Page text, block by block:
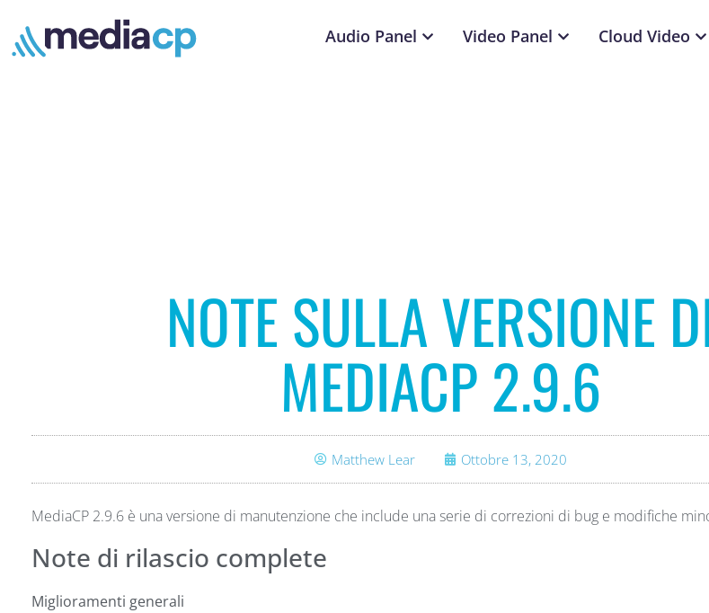
Audio Panel Video Panel Cloud Video
NOTE SULLA VERSIONE
MEDIACP 2.9.6
Matthew Lear Ottobre 13, 2020
MediaCP 2.9.6 è una versione di manutenzione che include una serie di correzioni di bug e modifiche
Note di rilascio complete
Miglioramenti generali